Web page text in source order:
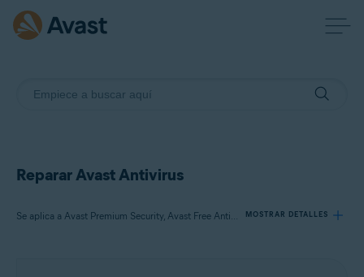
Reparar Avast Antivirus
Se aplica a Avast Premium Security, Avast Free Antivirus MOSTRAR DETALLES